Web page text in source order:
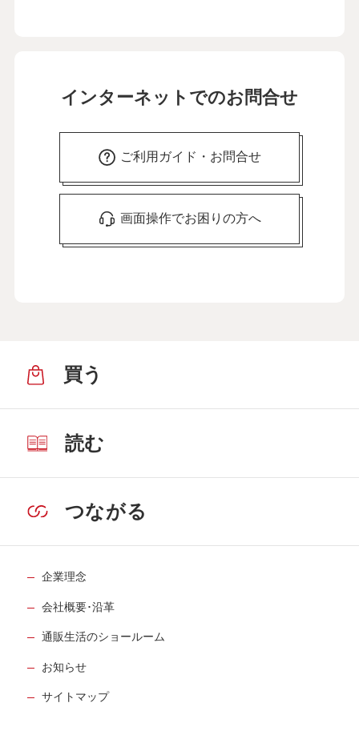
インターネットでのお問合せ
ご利用ガイド・お問合せ
画面操作でお困りの方へ
買う
読む
つながる
企業理念
会社概要･沿革
通販生活のショールーム
お知らせ
サイトマップ